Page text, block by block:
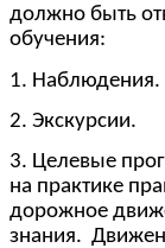
должно быть
обучения:
1. Наблюдения.
2. Экскурсии.
3. Целевые
на практике
дорожное
знания.